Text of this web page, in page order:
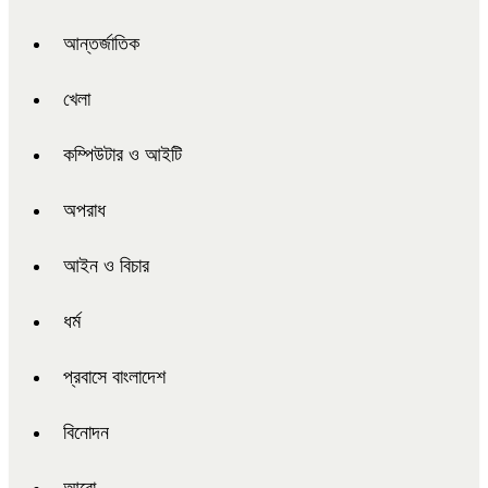
আন্তর্জাতিক
খেলা
কম্পিউটার ও আইটি
অপরাধ
আইন ও বিচার
ধর্ম
প্রবাসে বাংলাদেশ
বিনোদন